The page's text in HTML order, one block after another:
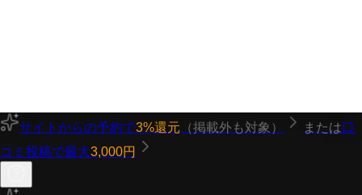
サイトからの予約で3%還元 （掲載外も対象） または口
コミ投稿で最大3,000円